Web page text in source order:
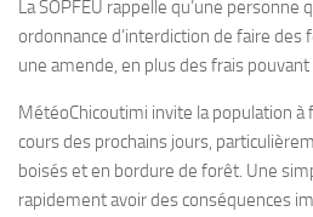
La SOPFEU rappelle qu’une personne
ordonnance d’interdiction de faire des
une amende, en plus des frais
MétéoChicoutimi invite la population à
cours des prochains jours,
boisés et en bordure de forêt. Une
rapidement avoir des conséquences